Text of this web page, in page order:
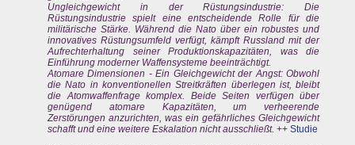
Ungleichgewicht in der Rüstungsindustrie: Die
Rüstungsindustrie spielt eine entscheidende Rolle für die
militärische Stärke. Während die Nato über ein robustes und
innovatives Rüstungsumfeld verfügt, kämpft Russland mit der
Aufrechterhaltung seiner Produktionskapazitäten, was die
Einführung moderner Waffensysteme beeinträchtigt.
Atomare Dimensionen - Ein Gleichgewicht der Angst: Obwohl
die Nato in konventionellen Streitkräften überlegen ist, bleibt
die Atomwaffenfrage komplex. Beide Seiten verfügen über
genügend atomare Kapazitäten, um verheerende
Zerstörungen anzurichten, was ein gefährliches Gleichgewicht
schafft und eine weitere Eskalation nicht ausschließt. ++ Studie